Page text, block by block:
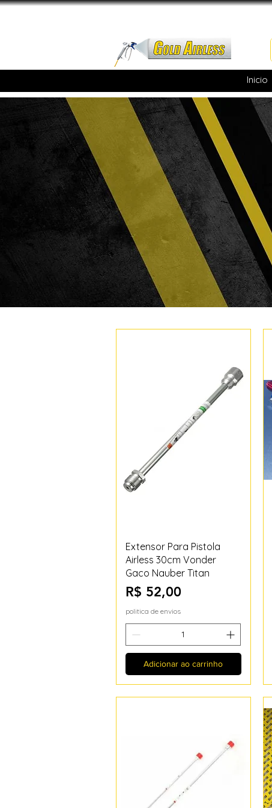
Inicio
Visualização rápida
Extensor Para Pistola
Airless 30cm Vonder
Gaco Nauber Titan
Preço
R$ 52,00
politica de envios
Adicionar ao carrinho